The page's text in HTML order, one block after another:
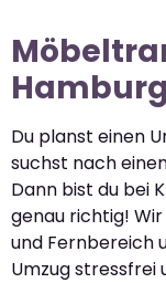
Du planst einen
suchst nach
Dann bist du bei
genau richtig!
und Fernbereich
Umzug stressfrei